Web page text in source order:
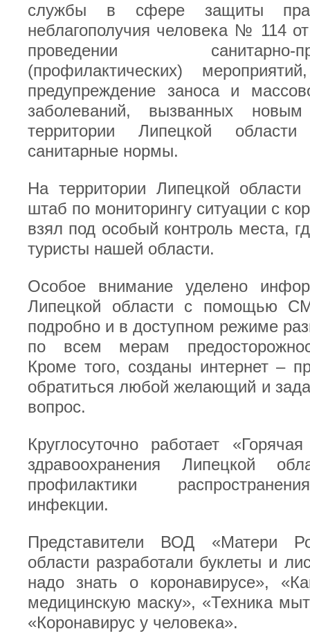
службы в сфере защиты
неблагополучия человека № 114
проведении санитарно-
(профилактических)
предупреждение заноса и
заболеваний, вызванных
территории Липецкой
санитарные нормы.
На территории Липецкой области
штаб по мониторингу ситуации с
взял под особый контроль места,
туристы нашей области.
Особое внимание уделено
Липецкой области с помощью
подробно и в доступном режиме
по всем мерам
Кроме того, созданы интернет –
обратиться любой желающий и
вопрос.
Круглосуточно работает
здравоохранения Липецкой
профилактики
инфекции.
Представители ВОД «Матери
области разработали буклеты и
надо знать о коронавирусе»,
медицинскую маску», «Техника
«Коронавирус у человека».